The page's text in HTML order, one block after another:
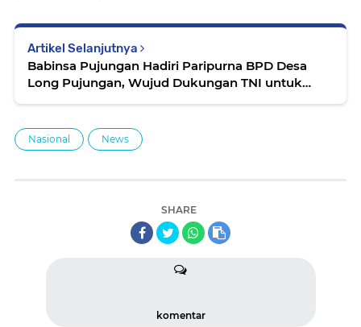
Artikel Selanjutnya
Babinsa Pujungan Hadiri Paripurna BPD Desa
Long Pujungan, Wujud Dukungan TNI untuk
Nasional News
SHARE
komentar